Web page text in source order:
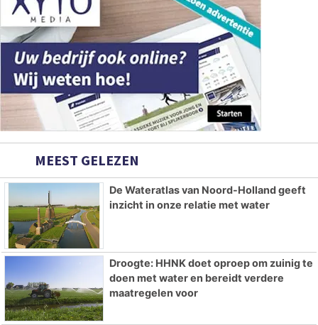
MEEST GELEZEN
De Wateratlas van Noord-Holland geeft
inzicht in onze relatie met water
Droogte: HHNK doet oproep om zuinig te
doen met water en bereidt verdere
maatregelen voor